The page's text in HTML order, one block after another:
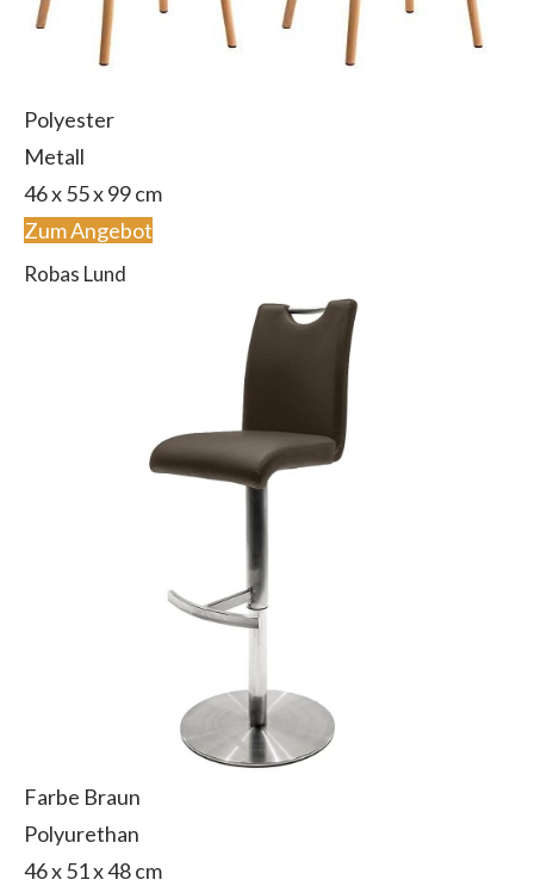
Polyester
Metall
46 x 55 x 99 cm
Zum Angebot
Robas Lund
Farbe Braun
Polyurethan
46 x 51 x 48 cm